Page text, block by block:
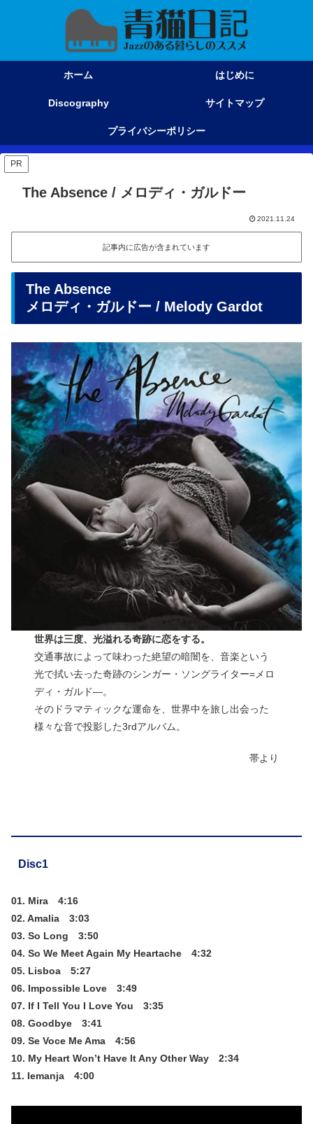
ホーム はじめに
Discography サイトマップ
プライバシーポリシー
PR
The Absence / メロディ・ガルドー
2021.11.24
記事内に広告が含まれています
The Absence
メロディ・ガルドー / Melody Gardot
世界は三度、光溢れる奇跡に恋をする。
交通事故によって味わった絶望の暗闇を、音楽という
光で拭い去った奇跡のシンガー・ソングライター=メロ
ディ・ガルド―。
そのドラマティックな運命を、世界中を旅し出会った
様々な音で投影した3rdアルバム。
帯より
Disc1
01. Mira 4:16
02. Amalia 3:03
03. So Long 3:50
04. So We Meet Again My Heartache 4:32
05. Lisboa 5:27
06. Impossible Love 3:49
07. If I Tell You I Love You 3:35
08. Goodbye 3:41
09. Se Voce Me Ama 4:56
10. My Heart Won’t Have It Any Other Way 2:34
11. Iemanja 4:00